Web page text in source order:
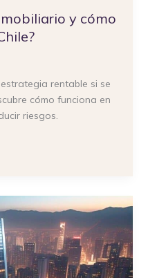
y cómo
rentable si se
cómo funciona en
riesgos.